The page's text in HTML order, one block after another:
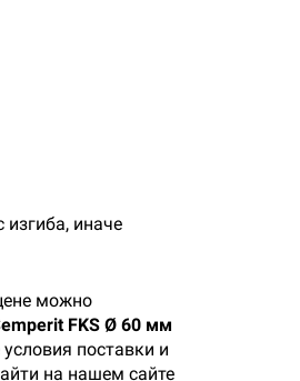
иначе
можно
FKS Ø 60 мм
поставки и
на нашем сайте